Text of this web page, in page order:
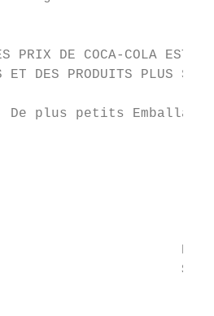
PRIX DE COCA-COLA EST
ET DES PRODUITS PLUS
De plus petits